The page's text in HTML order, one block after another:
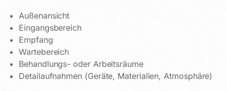
Außenansicht
Eingangsbereich
Empfang
Wartebereich
Behandlungs- oder Arbeitsräume
Detailaufnahmen (Geräte, Materialien, Atmosphäre)